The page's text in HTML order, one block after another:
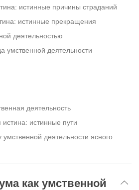
истинные причины страданий
истинные прекращения
деятельностью
умственной деятельности
деятельность
истина: истинные пути
деятельности ясного
как умственной